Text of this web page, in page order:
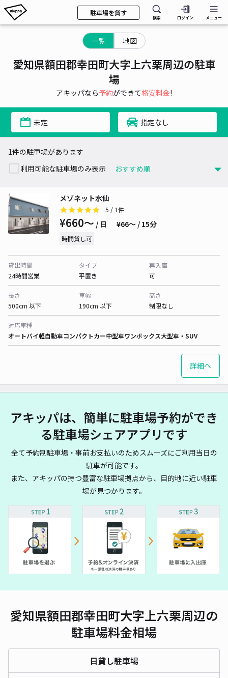
駐車場を貸す
検索 ログイン メニュー
一覧 地図
愛知県額田郡幸田町大字上六栗周辺の駐車
場
アキッパなら予約ができて格安料金!
未定 指定なし
1件の駐車場があります
利用可能な駐車場のみ表示
メゾネット水仙
5 / 1件
¥660〜 / 日 ¥66〜 / 15分
時間貸し可
貸出時間
24時間営業
タイプ
平置き
再入庫
可
長さ
500cm 以下
車幅
190cm 以下
高さ
制限なし
対応車種
オートバイ軽自動車コンパクトカー中型車ワンボックス大型車・SUV
詳細へ
アキッパは、簡単に駐車場予約ができ
る駐車場シェアアプリです
全て予約制駐車場・事前お支払いのためスムーズにご利用当日の
駐車が可能です。
また、アキッパの持つ豊富な駐車場拠点から、目的地に近い駐車
場が見つかります。
愛知県額田郡幸田町大字上六栗周辺の
駐車場料金相場
日貸し駐車場